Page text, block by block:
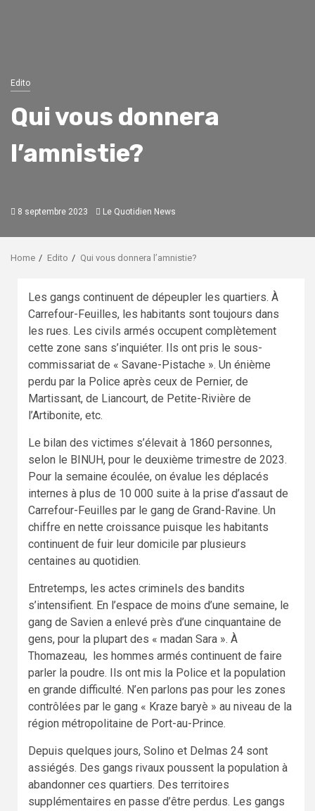
Edito
Qui vous donnera
l’amnistie?
8 septembre 2023 Le Quotidien News
Home Edito Qui vous donnera l’amnistie?
Les gangs continuent de dépeupler les quartiers. À
Carrefour-Feuilles, les habitants sont toujours dans
les rues. Les civils armés occupent complètement
cette zone sans s’inquiéter. Ils ont pris le sous-
commissariat de « Savane-Pistache ». Un énième
perdu par la Police après ceux de Pernier, de
Martissant, de Liancourt, de Petite-Rivière de
l’Artibonite, etc.
Le bilan des victimes s’élevait à 1860 personnes,
selon le BINUH, pour le deuxième trimestre de 2023.
Pour la semaine écoulée, on évalue les déplacés
internes à plus de 10 000 suite à la prise d’assaut de
Carrefour-Feuilles par le gang de Grand-Ravine. Un
chiffre en nette croissance puisque les habitants
continuent de fuir leur domicile par plusieurs
centaines au quotidien.
Entretemps, les actes criminels des bandits
s’intensifient. En l’espace de moins d’une semaine, le
gang de Savien a enlevé près d’une cinquantaine de
gens, pour la plupart des « madan Sara ». À
Thomazeau, les hommes armés continuent de faire
parler la poudre. Ils ont mis la Police et la population
en grande difficulté. N’en parlons pas pour les zones
contrôlées par le gang « Kraze baryè » au niveau de la
région métropolitaine de Port-au-Prince.
Depuis quelques jours, Solino et Delmas 24 sont
assiégés. Des gangs rivaux poussent la population à
abandonner ces quartiers. Des territoires
supplémentaires en passe d’être perdus. Les gangs